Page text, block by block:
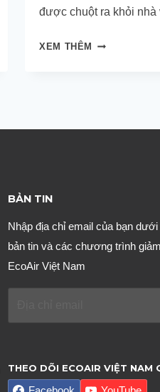
được chuột ra khỏi nhà
XEM THÊM
CÁCH
TRỌ
1-
BẢN TIN
Nhập địa chỉ email của bạn
bản tin và các chương trình
EcoAir Việt Nam
THEO DÕI ECOAIR VIỆT NAM